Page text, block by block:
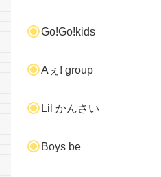
Go!Go!kids
Aぇ! group
Lil かんさい
Boys be